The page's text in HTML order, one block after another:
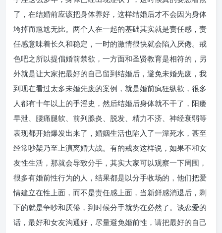
了，在结婚前应该把身体养好，这样结婚后才不会因为身体
垮掉而尴尬无比。两个人在一起的基础其实就是责任感，责
任感意味着长久和稳定，一时的激情很快就会陷入厌倦。戒
色吧之所以提倡婚前禁欲，一方面和圣贤教育是相符的，另
外就是让大家把最好的自己留到结婚后，避免未婚先废，我
到现在看过太多未婚先废的案例，就是婚前疯狂纵欲，很多
人都有十年以上的手淫史，然后结婚后身体就不干了，阳痿
早泄、腰痛腿软、前列腺炎、脱发、精力不济、神经衰弱等
表现都开始爆发出来了，婚姻生活也陷入了一潭死水，甚至
经常吵架乃至上演离婚大战。有的戒友这样说，如果不和女
友性生活，那就会导致分手，其实大家可以观察一下周围，
很多有婚前性行为的人，结果都是以分手收场的，他们把爱
情建立在性上面，而不是责任感上面，当新鲜感消退后，剩
下的就是争吵和厌倦，到时候分手就势在必然了。谈恋爱的
话，最好和女友沟通好，尽量避免婚前性，请把最好的自己